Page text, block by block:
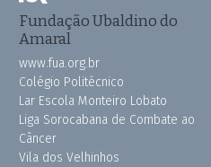
Fundação Ubaldino do
Amaral
www.fua.org.br
Colégio Politécnico
Lar Escola Monteiro Lobato
Liga Sorocabana de Combate ao
Câncer
Vila dos Velhinhos